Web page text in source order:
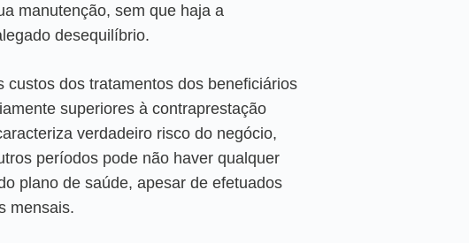
manutenção, sem que haja a
desequilíbrio.
custos dos tratamentos dos beneficiários
superiores à contraprestação
verdadeiro risco do negócio,
períodos pode não haver qualquer
plano de saúde, apesar de efetuados
mensais.